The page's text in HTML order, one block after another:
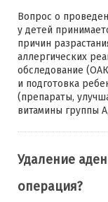
Вопрос о
у детей
причин
аллергических
обследование
и подготовка
(препараты,
витамины группы
Удаление
операция?